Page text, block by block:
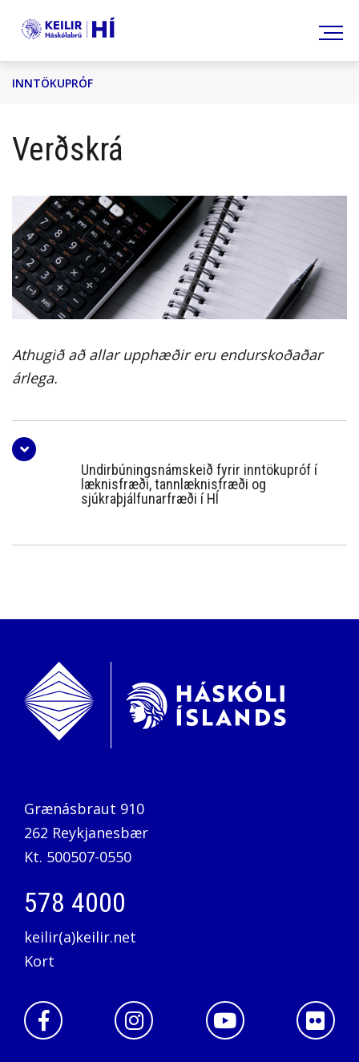
Leita
INNTÖKUPRÓF
Verðskrá
Athugið að allar upphæðir eru endurskoðaðar
árlega.
Undirbúningsnámskeið fyrir inntökupróf í
læknisfræði, tannlæknisfræði og
sjúkraþjálfunarfræði í HÍ
veturinn 2026 - 2027 er 110.000 kr.
Nánari upplýsingar um námskeiðið
Almenn verðskrá og reglur um námsgjöld
Grænásbraut 910
262 Reykjanesbær
Kt. 500507-0550
578 4000
keilir(a)keilir.net
Kort